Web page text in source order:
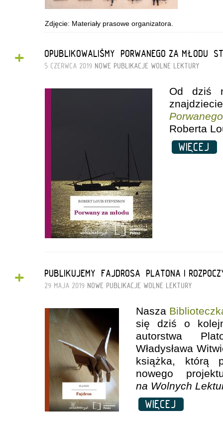
Zdjęcie: Materiały prasowe organizatora.
+ OPUBLIKOWALIŚMY „PORWANEGO ZA MŁODU”
5 CZERWCA 2019 NOWE PUBLIKACJE WOLNE LEKTURY
Od dziś
Roberta
WIĘCEJ
+ PUBLIKUJEMY „FAJDROSA” PLATONA I
29 MAJA 2019 NOWE PUBLIKACJE WOLNE LEKTURY
Nasza
się dziś o
autorstwa
Władysława
książka, którą
nowego
na Wolnych
WIĘCEJ